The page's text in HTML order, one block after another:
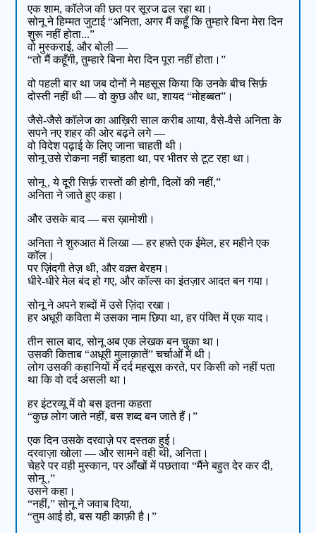
एक शाम, कॉलेज की छत पर सूरज ढल रहा था।
सोनू ने हिम्मत जुटाई “अनिता, अगर मैं कहूँ कि तुम्हारे बिना मेरा दिन
शुरू नहीं होता...”
वो मुस्कराई, और बोली —
“तो मैं कहूँगी, तुम्हारे बिना मेरा दिन पूरा नहीं होता।”
वो पहली बार था जब दोनों ने महसूस किया कि उनके बीच सिर्फ़
दोस्ती नहीं थी — वो कुछ और था, शायद “मोहब्बत”।
जैसे-जैसे कॉलेज का आख़िरी साल करीब आया, वैसे-वैसे अनिता के
सपने नए शहर की ओर बढ़ने लगे —
वो विदेश पढ़ाई के लिए जाना चाहती थी।
सोनू उसे रोकना नहीं चाहता था, पर भीतर से टूट रहा था।
सोनू , ये दूरी सिर्फ़ रास्तों की होगी, दिलों की नहीं,”
अनिता ने जाते हुए कहा।
और उसके बाद — बस ख़ामोशी।
अनिता ने शुरुआत में लिखा — हर हफ़्ते एक ईमेल, हर महीने एक
कॉल।
पर ज़िंदगी तेज़ थी, और वक़्त बेरहम।
धीरे-धीरे मेल बंद हो गए, और कॉल्स का इंतज़ार आदत बन गया।
सोनू ने अपने शब्दों में उसे ज़िंदा रखा।
हर अधूरी कविता में उसका नाम छिपा था, हर पंक्ति में एक याद।
तीन साल बाद, सोनू अब एक लेखक बन चुका था।
उसकी किताब “अधूरी मुलाक़ातें” चर्चाओं में थी।
लोग उसकी कहानियों में दर्द महसूस करते, पर किसी को नहीं पता
था कि वो दर्द असली था।
हर इंटरव्यू में वो बस इतना कहता
“कुछ लोग जाते नहीं, बस शब्द बन जाते हैं।”
एक दिन उसके दरवाज़े पर दस्तक हुई।
दरवाज़ा खोला — और सामने वही थी, अनिता।
चेहरे पर वही मुस्कान, पर आँखों में पछतावा “मैंने बहुत देर कर दी,
सोनू ,”
उसने कहा।
“नहीं,” सोनू ने जवाब दिया,
“तुम आई हो, बस यही काफ़ी है।”